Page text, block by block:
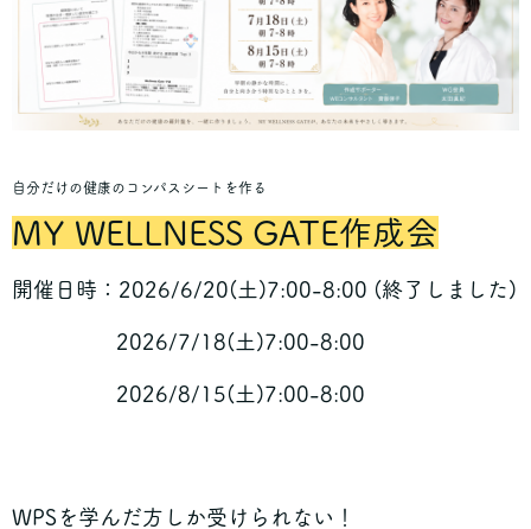
自分だけの健康のコンパスシートを作る
MY WELLNESS GATE作成会
開催日時：2026/6/20(土)7:00-8:00 (終了しました)
2026/7/18(土)7:00-8:00
2026/8/15(土)7:00-8:00
WPSを学んだ方しか受けられない！